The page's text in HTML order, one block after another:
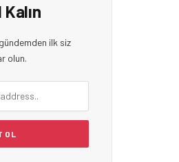
ilk siz
olun.